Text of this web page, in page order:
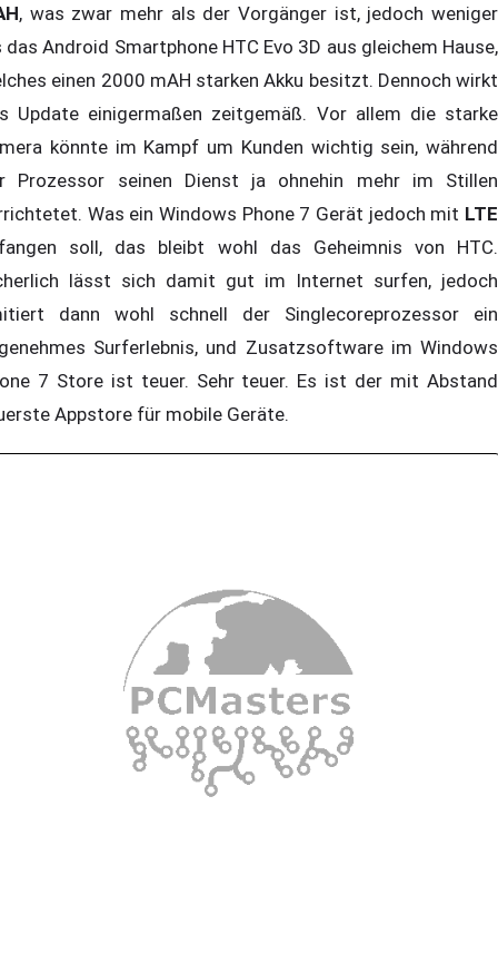
, was zwar mehr als der Vorgänger ist, jedoch weniger
das Android Smartphone HTC Evo 3D aus gleichem Hause,
einen 2000 mAH starken Akku besitzt. Dennoch wirkt
Update einigermaßen zeitgemäß. Vor allem die starke
könnte im Kampf um Kunden wichtig sein, während
Prozessor seinen Dienst ja ohnehin mehr im Stillen
Was ein Windows Phone 7 Gerät jedoch mit LTE
soll, das bleibt wohl das Geheimnis von HTC.
lässt sich damit gut im Internet surfen, jedoch
dann wohl schnell der Singlecoreprozessor ein
Surferlebnis, und Zusatzsoftware im Windows
7 Store ist teuer. Sehr teuer. Es ist der mit Abstand
Appstore für mobile Geräte.